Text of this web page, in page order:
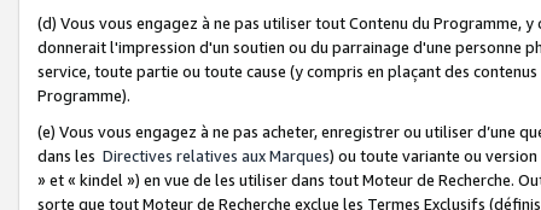
(d) Vous vous engagez à ne pas utiliser tout Contenu du Programme,
donnerait l'impression d'un soutien ou du parrainage d'une personne
service, toute partie ou toute cause (y compris en plaçant des
Programme).
(e) Vous vous engagez à ne pas acheter, enregistrer ou utiliser d’une
dans les Directives relatives aux Marques) ou toute variante ou
» et « kindel ») en vue de les utiliser dans tout Moteur de Recherche.
sorte que tout Moteur de Recherche exclue les Termes Exclusifs